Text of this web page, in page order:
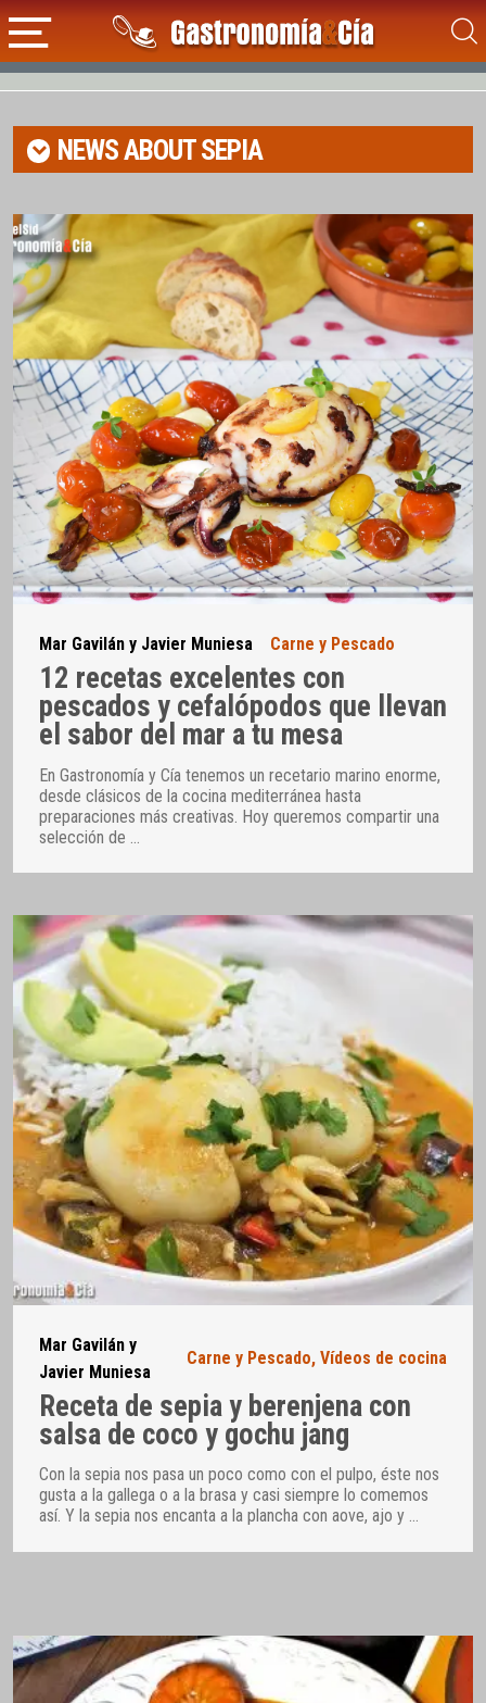
NEWS ABOUTSEPIA
Mar Gavilán y Javier Muniesa Carne y Pescado
12 recetas excelentes con
pescados y cefalópodos que llevan
el sabor del mar a tu mesa
En Gastronomía y Cía tenemos un recetario marino enorme,
desde clásicos de la cocina mediterránea hasta
preparaciones más creativas. Hoy queremos compartir una
selección de
Mar Gavilán y
Javier Muniesa
Carne y Pescado, Vídeos de cocina
Receta de sepia y berenjena con
salsa de coco y gochu jang
Con la sepia nos pasa un poco como con el pulpo, éste nos
gusta a la gallega o a la brasa y casi siempre lo comemos
así. Y la sepia nos encanta a la plancha con aove, ajo y …